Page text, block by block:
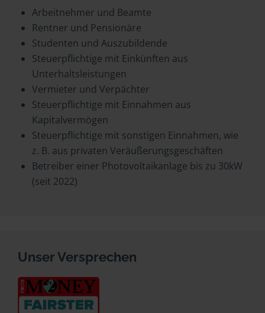
Arbeitnehmer und Beamte
Rentner und Pensionäre
Studenten und Auszubildende
Steuerpflichtige mit Einkünften aus
Unterhaltsleistungen
Vermieter und Verpächter
Steuerpflichtige mit Einnahmen aus
Kapitalvermögen
Steuerpflichtige mit sonstigen Einnahmen, wie
z. B. aus privaten Veräußerungsgeschäften
Betreiber einer Photovoltaikanlage bis zu 30kW
(seit 2022)
Unser Versprechen